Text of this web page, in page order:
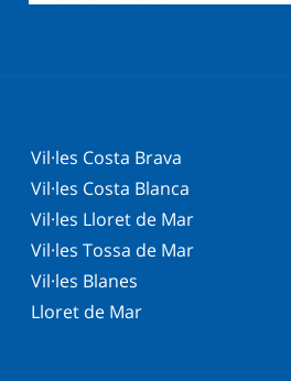
Vil·les Costa Brava
Vil·les Costa Blanca
Vil·les Lloret de Mar
Vil·les Tossa de Mar
Vil·les Blanes
Lloret de Mar